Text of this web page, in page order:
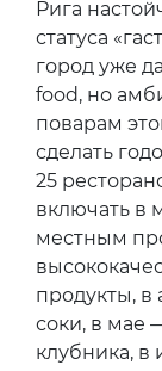
Рига
статуса
город уже
food, но
поварам
сделать
25
включать в
местным
продукты,
соки, в мае
клубника,